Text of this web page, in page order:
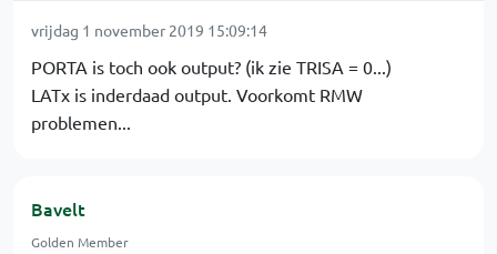
vrijdag 1 november 2019 15:09:14
PORTA is toch ook output? (ik zie TRISA = 0...)
LATx is inderdaad output. Voorkomt RMW
problemen...
Bavelt
Golden Member